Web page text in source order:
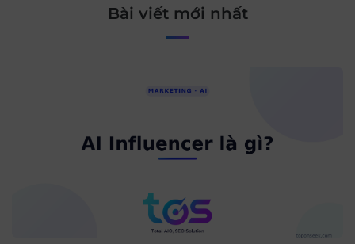
Bài viết mới nhất